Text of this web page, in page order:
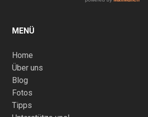
MENÜ
Home
Über uns
Blog
Fotos
Tipps